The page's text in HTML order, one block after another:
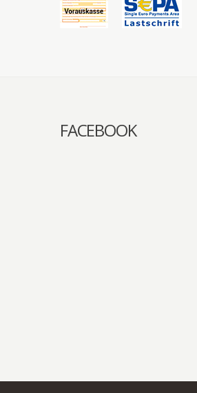
FACEBOOK